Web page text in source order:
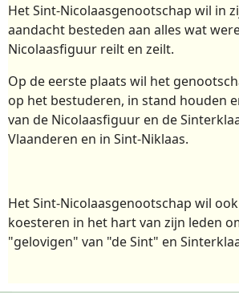
Het Sint-Nicolaasgenootschap wil in
aandacht besteden aan alles wat
Nicolaasfiguur reilt en zeilt.
Op de eerste plaats wil het
op het bestuderen, in stand houden
van de Nicolaasfiguur en de
Vlaanderen en in Sint-Niklaas.
Het Sint-Nicolaasgenootschap wil
koesteren in het hart van zijn leden
"gelovigen" van "de Sint" en